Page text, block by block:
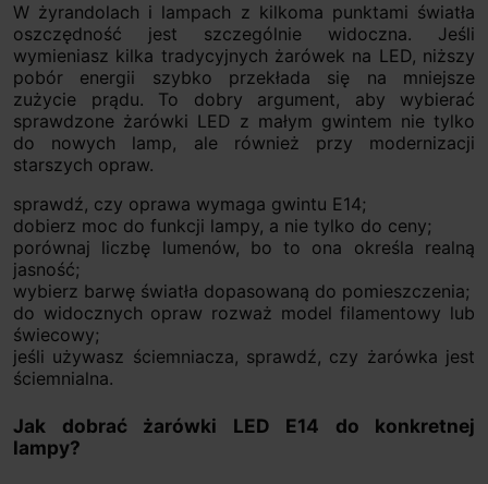
W żyrandolach i lampach z kilkoma punktami światła
oszczędność jest szczególnie widoczna. Jeśli
wymieniasz kilka tradycyjnych żarówek na LED, niższy
pobór energii szybko przekłada się na mniejsze
zużycie prądu. To dobry argument, aby wybierać
sprawdzone żarówki LED z małym gwintem nie tylko
do nowych lamp, ale również przy modernizacji
starszych opraw.
sprawdź, czy oprawa wymaga gwintu E14;
dobierz moc do funkcji lampy, a nie tylko do ceny;
porównaj liczbę lumenów, bo to ona określa realną
jasność;
wybierz barwę światła dopasowaną do pomieszczenia;
do widocznych opraw rozważ model filamentowy lub
świecowy;
jeśli używasz ściemniacza, sprawdź, czy żarówka jest
ściemnialna.
Jak dobrać żarówki LED E14 do konkretnej
lampy?